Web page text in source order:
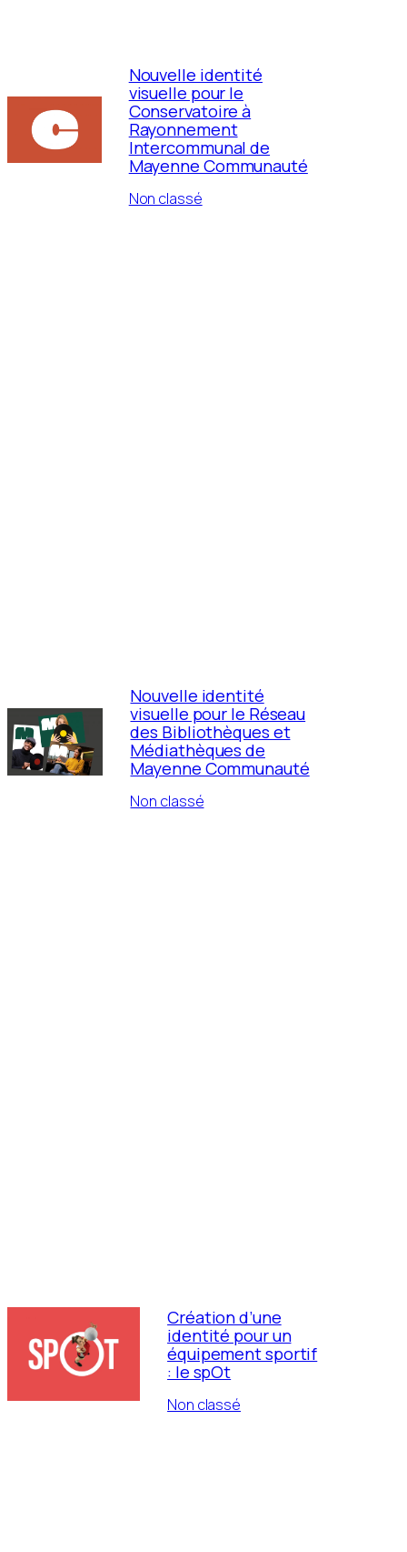
Nouvelle identité
visuelle pour le
Conservatoire à
Rayonnement
Intercommunal de
Mayenne Communauté
Non classé
Nouvelle identité
visuelle pour le Réseau
des Bibliothèques et
Médiathèques de
Mayenne Communauté
Non classé
Création d’une
identité pour un
équipement sportif
: le spOt
Non classé